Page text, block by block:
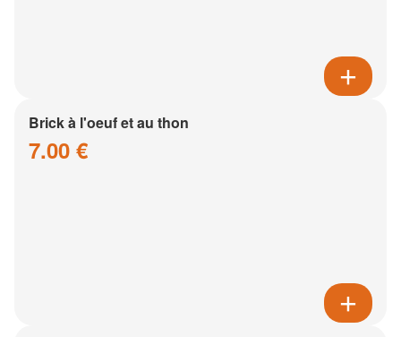
Brick à l'oeuf et au thon
7.00 €